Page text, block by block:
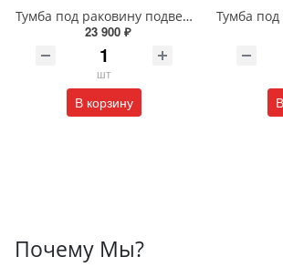
Тумба под раковину подвесная EQUIL Глеам 80.1Я/Gleam 80.1Y амарок/дуб вотан tpGLEAM80.1Y-25
23 900 ₽
шт
В корзину
Почему Мы?